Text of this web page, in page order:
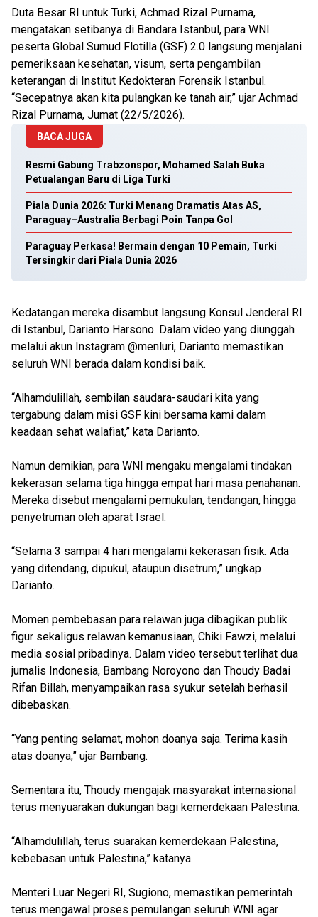
Duta Besar RI untuk Turki, Achmad Rizal Purnama,
mengatakan setibanya di Bandara Istanbul, para WNI
peserta Global Sumud Flotilla (GSF) 2.0 langsung menjalani
pemeriksaan kesehatan, visum, serta pengambilan
keterangan di Institut Kedokteran Forensik Istanbul.
“Secepatnya akan kita pulangkan ke tanah air,” ujar Achmad
Rizal Purnama, Jumat (22/5/2026).
BACA JUGA
Resmi Gabung Trabzonspor, Mohamed Salah Buka
Petualangan Baru di Liga Turki
Piala Dunia 2026: Turki Menang Dramatis Atas AS,
Paraguay–Australia Berbagi Poin Tanpa Gol
Paraguay Perkasa! Bermain dengan 10 Pemain, Turki
Tersingkir dari Piala Dunia 2026
Kedatangan mereka disambut langsung Konsul Jenderal RI
di Istanbul, Darianto Harsono. Dalam video yang diunggah
melalui akun Instagram @menluri, Darianto memastikan
seluruh WNI berada dalam kondisi baik.
“Alhamdulillah, sembilan saudara-saudari kita yang
tergabung dalam misi GSF kini bersama kami dalam
keadaan sehat walafiat,” kata Darianto.
Namun demikian, para WNI mengaku mengalami tindakan
kekerasan selama tiga hingga empat hari masa penahanan.
Mereka disebut mengalami pemukulan, tendangan, hingga
penyetruman oleh aparat Israel.
“Selama 3 sampai 4 hari mengalami kekerasan fisik. Ada
yang ditendang, dipukul, ataupun disetrum,” ungkap
Darianto.
Momen pembebasan para relawan juga dibagikan publik
figur sekaligus relawan kemanusiaan, Chiki Fawzi, melalui
media sosial pribadinya. Dalam video tersebut terlihat dua
jurnalis Indonesia, Bambang Noroyono dan Thoudy Badai
Rifan Billah, menyampaikan rasa syukur setelah berhasil
dibebaskan.
“Yang penting selamat, mohon doanya saja. Terima kasih
atas doanya,” ujar Bambang.
Sementara itu, Thoudy mengajak masyarakat internasional
terus menyuarakan dukungan bagi kemerdekaan Palestina.
“Alhamdulillah, terus suarakan kemerdekaan Palestina,
kebebasan untuk Palestina,” katanya.
Menteri Luar Negeri RI, Sugiono, memastikan pemerintah
terus mengawal proses pemulangan seluruh WNI agar